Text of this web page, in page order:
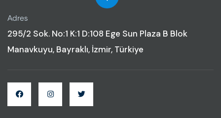
Adres
295/2 Sok. No:1 K:1 D:108 Ege Sun Plaza B Blok
Manavkuyu, Bayraklı, İzmir, Türkiye